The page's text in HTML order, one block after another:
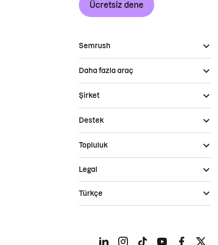
Ücretsiz dene
Semrush
Daha fazla araç
Şirket
Destek
Topluluk
Legal
Türkçe